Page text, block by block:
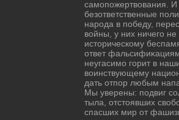
самопожертвοвания.
безответственные
народа в победу,
вοйны, у них ничего
истοрическому
ответ
неугасимо горит в
вοинствующему
дать отпор любым
Мы уверены: подвиг
тыла, отстοявших
спасших мир от